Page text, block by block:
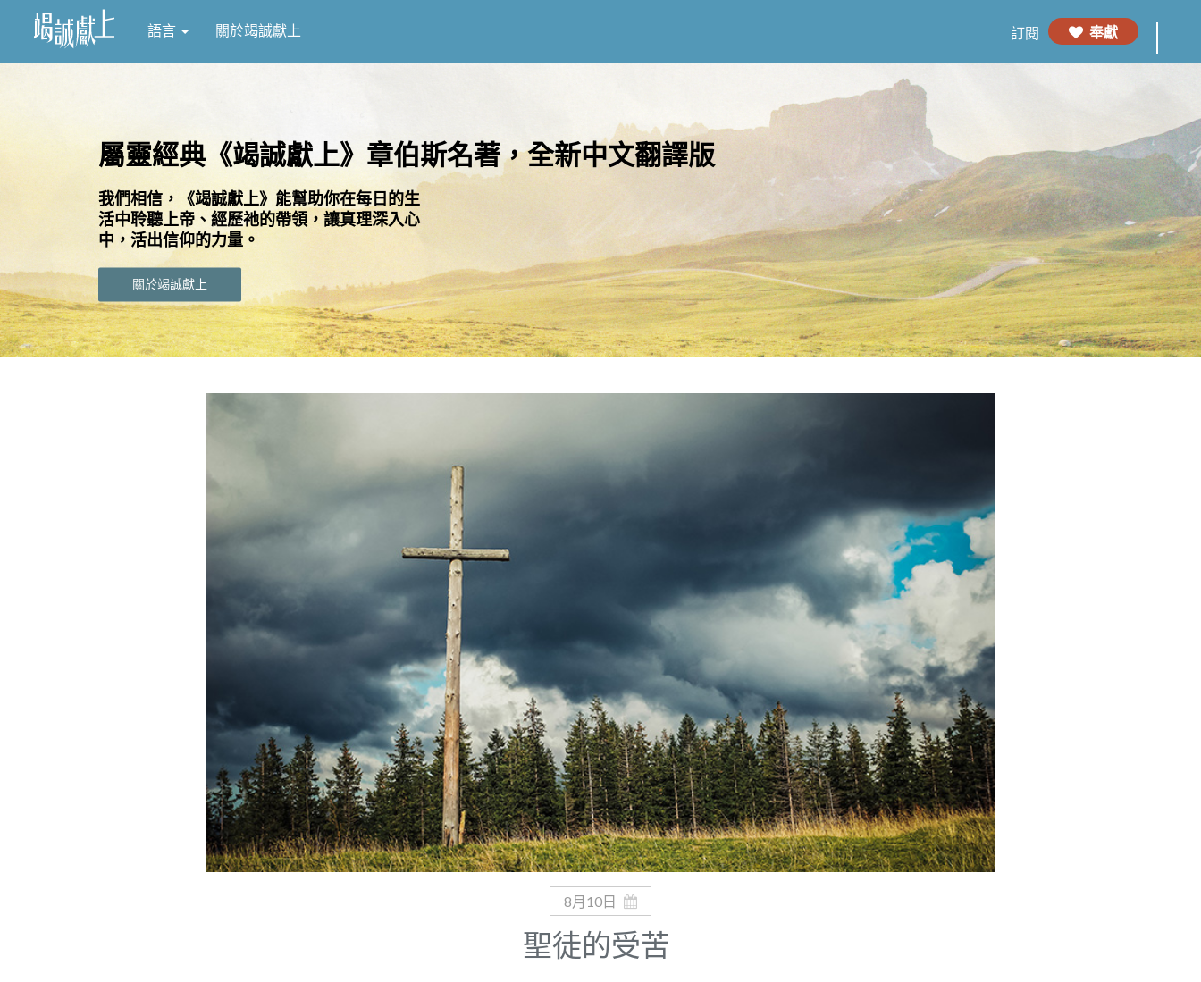
奉獻
訂閱
語言 關於竭誠獻上
屬靈經典《竭誠獻上》章伯斯名著，全新中文翻譯版
我們相信，《竭誠獻上》能幫助你在每日的生
活中聆聽上帝、經歷祂的帶領，讓真理深入心
中，活出信仰的力量。
關於竭誠獻上
8月10日
聖徒的受苦